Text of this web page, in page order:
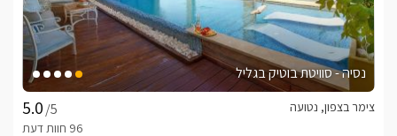
נסיה - סוויטת בוטיק בגליל
/5
צימר בצפון, נטועה